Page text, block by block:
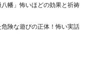
幡」怖いほどの効果と祈祷
険な遊びの正体！怖い実話